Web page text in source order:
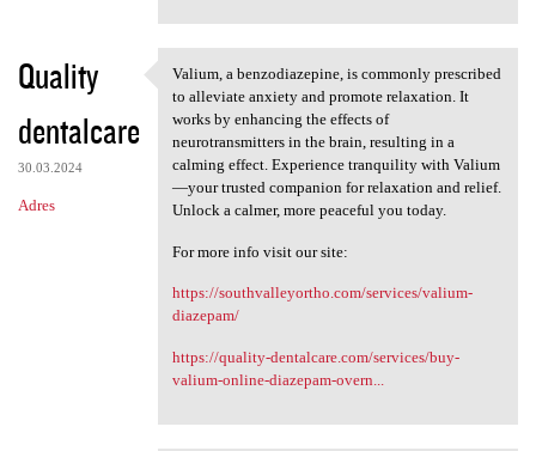
Quality
dentalcare
30.03.2024
Adres
Valium, a benzodiazepine, is
Valium, a benzodiazepine, is commonly prescribed
to alleviate anxiety and promote relaxation. It
works by enhancing the effects of
neurotransmitters in the brain, resulting in a
calming effect. Experience tranquility with Valium
—your trusted companion for relaxation and relief.
Unlock a calmer, more peaceful you today.
For more info visit our site:
https://southvalleyortho.com/services/valium-
diazepam/
https://quality-dentalcare.com/services/buy-
valium-online-diazepam-overn...